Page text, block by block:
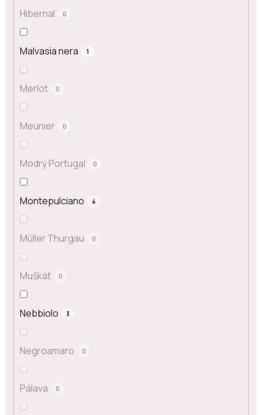
Hibernal 0
Malvasia nera 1
Merlot 0
Meunier 0
Modrý Portugal 0
Montepulciano 4
Müller Thurgau 0
Muškát 0
Nebbiolo 3
Negroamaro 0
Pálava 0